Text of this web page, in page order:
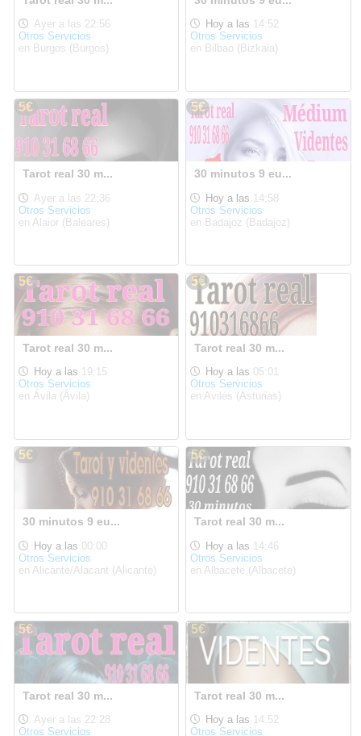
Ayer a las 22:56
Otros Servicios
en Burgos (Burgos)
Hoy a las 14:52
Otros Servicios
en Bilbao (Bizkaia)
5€
Tarot real 30 m...
Ayer a las 22:36
Otros Servicios
en Alaior (Baleares)
5€
30 minutos 9 eu...
Hoy a las 14:58
Otros Servicios
en Badajoz (Badajoz)
5€
Tarot real 30 m...
Hoy a las 19:15
Otros Servicios
en Ávila (Ávila)
5€
Tarot real 30 m...
Hoy a las 05:01
Otros Servicios
en Avilés (Asturias)
5€
30 minutos 9 eu...
Hoy a las 00:00
Otros Servicios
en Alicante/Alacant (Alicante)
5€
Tarot real 30 m...
Hoy a las 14:46
Otros Servicios
en Albacete (Albacete)
5€
Tarot real 30 m...
Ayer a las 22:28
Otros Servicios
5€
Tarot real 30 m...
Hoy a las 14:52
Otros Servicios